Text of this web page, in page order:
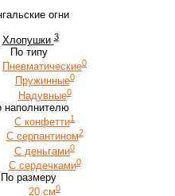
огни
Хлопушки 3
По типу
Пневматические0
Пружинные0
Надувные0
наполнителю
С конфетти1
С серпантином2
С деньгами0
С сердечками0
По размеру
20 см0